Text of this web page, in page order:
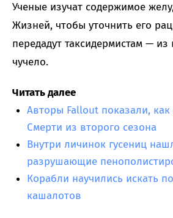
Ученые изучат содержимое
Жизней, чтобы уточнить его
передадут таксидермистам — из
чучело.
Читать далее
Авторы Fallout показали, как
Смерти из второго сезона
Внутри личинок гусениц
разрушающие
Корабли научились искать
кашалотов